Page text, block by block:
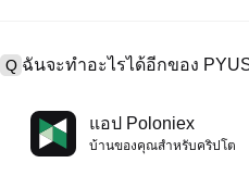
1) บัตรเครดิต/เดบิต (เช่น Visa แ
4) การซื้อขายแบบ OTC สำหรับ
Q ฉันจะทำอะไรได้อีกของ
คุณสามารถซื้อขายล่วงหน้ากับ
เพิ่มมูลค่าคริปโตของคุณด้วยผลต
แอป Poloniex
บ้านของคุณสําหรับคริปโต